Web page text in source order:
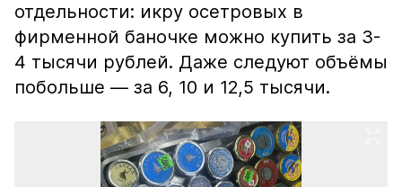
отдельности: икру осетровых в
фирменной баночке можно купить за 3-
4 тысячи рублей. Даже следуют объёмы
побольше — за 6, 10 и 12,5 тысячи.